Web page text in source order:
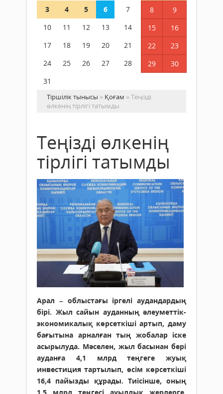
3
4 5 6 7 8
9
10
11 12 13 14 15
16
17
18 19 20 21 22
23
24
25 26 27 28 29
30
31
Тіршілік тынысы » Қоғам » Теңізді
өлкенің тірлігі татымды
Теңізді өлкенің
тірлігі татымды
Арал – облыстағы іргелі аудандардың
бірі. Жыл сайын ауданның әлеуметтік-
экономикалық көрсеткіші артып, даму
бағытына арналған тың жобалар іске
асырылуда. Мәселен, жыл басынан бері
ауданға 4,1 млрд теңгеге жуық
инвестиция тартылып, өсім көрсеткіші
16,4 пайызды құрады. Тиісінше, оның